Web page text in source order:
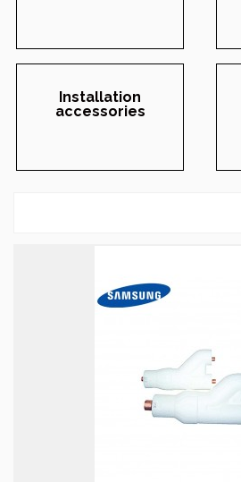
Installation
accessories